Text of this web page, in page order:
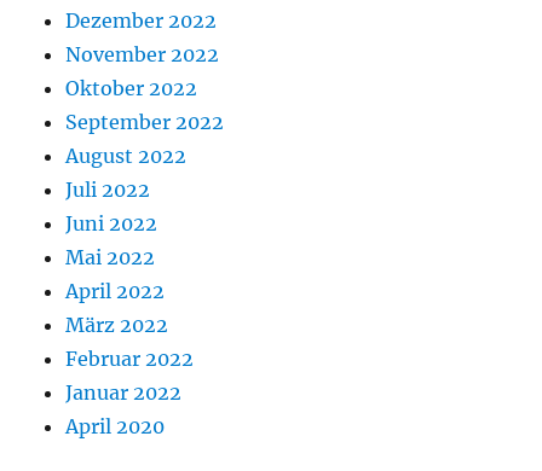
Dezember 2022
November 2022
Oktober 2022
September 2022
August 2022
Juli 2022
Juni 2022
Mai 2022
April 2022
März 2022
Februar 2022
Januar 2022
April 2020